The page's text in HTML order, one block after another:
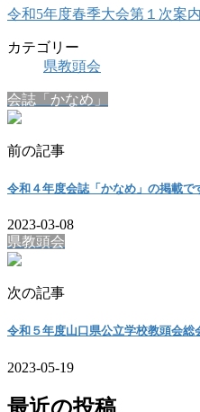
令和5年度春季大会第１次案内
カテゴリー
県教頭会
会誌「かなめ」
前の記事
令和４年度会誌「かなめ」の掲載で
2023-03-08
県教頭会
次の記事
令和５年度山口県公立学校教頭会
2023-05-19